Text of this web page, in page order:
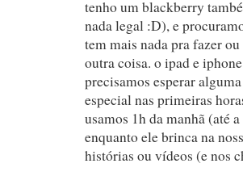
tenho um blackberry
nada legal :D), e
tem mais nada pra fazer
outra coisa. o ipad e
precisamos esperar
especial nas primeiras
usamos 1h da manhã (até
enquanto ele brinca na
histórias ou vídeos (e nos